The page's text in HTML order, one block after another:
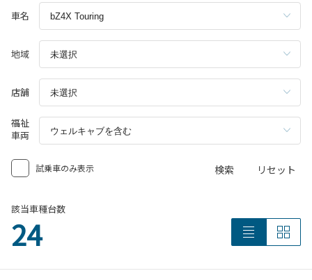
車名
地域
店舗
福祉
車両
試乗車のみ表示 検索 リセット
該当車種台数
24